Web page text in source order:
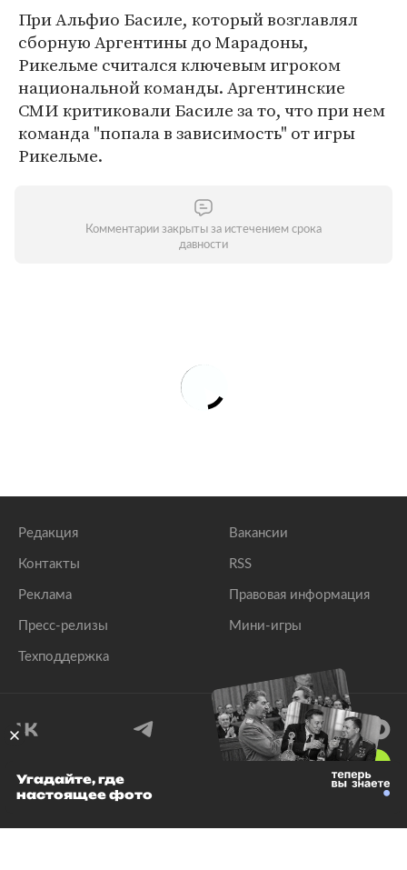
При Альфио Басиле, который возглавлял
сборную Аргентины до Марадоны,
Рикельме считался ключевым игроком
национальной команды. Аргентинские
СМИ критиковали Басиле за то, что при нем
команда "попала в зависимость" от игры
Рикельме.
Комментарии закрыты за истечением срока
давности
Редакция
Контакты
Реклама
Пресс-релизы
Техподдержка
Вакансии
RSS
Правовая информация
Мини-игры
© 1999–2026 Все права защищены.
Угадайте, где
настоящее фото